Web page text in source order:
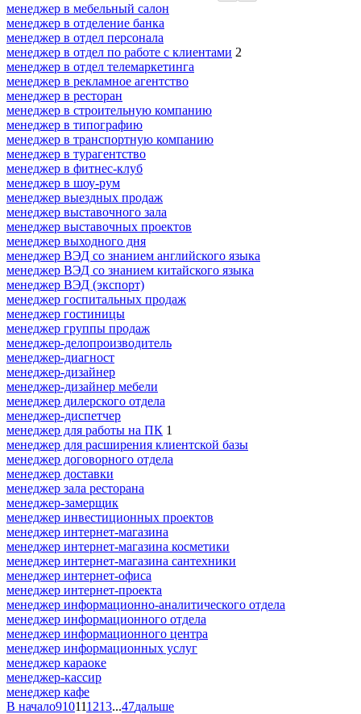
менеджер в мебельный салон
менеджер в отделение банка
менеджер в отдел персонала
менеджер в отдел по работе с клиентами 2
менеджер в отдел телемаркетинга
менеджер в рекламное агентство
менеджер в ресторан
менеджер в строительную компанию
менеджер в типографию
менеджер в транспортную компанию
менеджер в турагентство
менеджер в фитнес-клуб
менеджер в шоу-рум
менеджер выездных продаж
менеджер выставочного зала
менеджер выставочных проектов
менеджер выходного дня
менеджер ВЭД со знанием английского языка
менеджер ВЭД со знанием китайского языка
менеджер ВЭД (экспорт)
менеджер госпитальных продаж
менеджер гостиницы
менеджер группы продаж
менеджер-делопроизводитель
менеджер-диагност
менеджер-дизайнер
менеджер-дизайнер мебели
менеджер дилерского отдела
менеджер-диспетчер
менеджер для работы на ПК 1
менеджер для расширения клиентской базы
менеджер договорного отдела
менеджер доставки
менеджер зала ресторана
менеджер-замерщик
менеджер инвестиционных проектов
менеджер интернет-магазина
менеджер интернет-магазина косметики
менеджер интернет-магазина сантехники
менеджер интернет-офиса
менеджер интернет-проекта
менеджер информационно-аналитического отдела
менеджер информационного отдела
менеджер информационного центра
менеджер информационных услуг
менеджер караоке
менеджер-кассир
менеджер кафе
В начало910111213...47дальше